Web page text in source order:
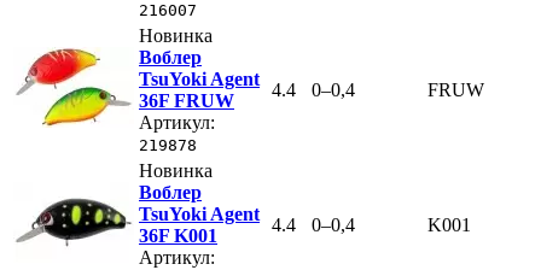
216007
Новинка
Воблер
TsuYoki Agent
36F FRUW
Артикул:
219878
4.4 0–0,4 FRUW
Новинка
Воблер
TsuYoki Agent
36F K001
Артикул:
4.4 0–0,4 K001